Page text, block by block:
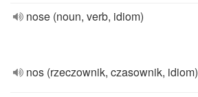
nose (noun, verb, idiom)
nos (rzeczownik, czasownik, idiom)